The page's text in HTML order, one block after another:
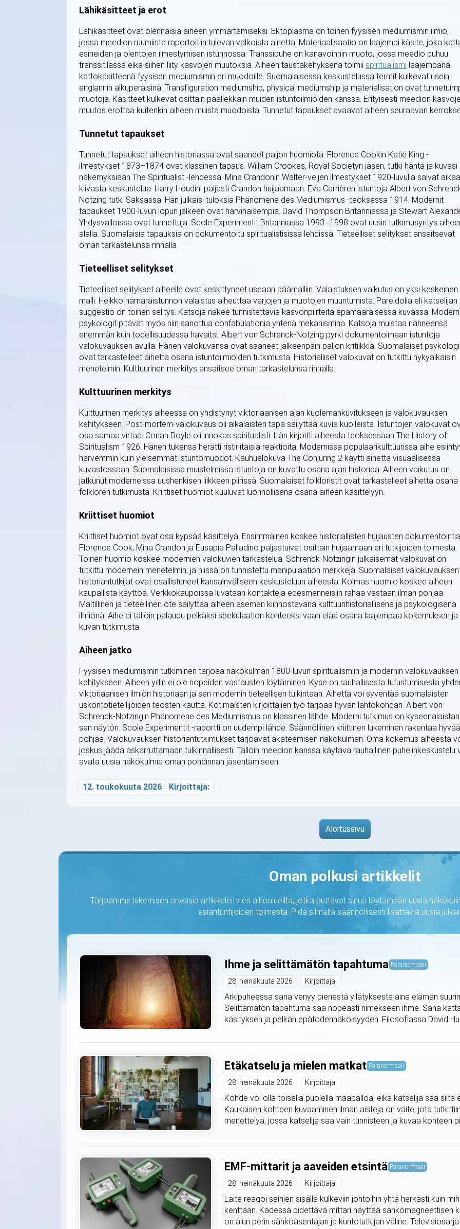
Lähikäsitteet ja erot
Lähikäsitteet ovat olennaisia aiheen ymmärtämiseksi. Ektoplasma on toinen fyysisen mediumismin ilmiö,
jossa meedion ruumiista raportoitiin tulevan valkoista ainetta. Materiaalisaatio on laajempi käsite, joka
esineiden ja olentojen ilmestymisen istunnossa. Transsipuhe on kanavoinnin muoto, jossa meedio puhuu
transsitilassa eikä siihen liity kasvojen muutoksia. Aiheen taustakehyksenä toimii spiritualismi laajempana
kattokäsitteenä fyysisen mediumismin eri muodoille. Suomalaisessa keskustelussa termit kulkevat usein
englannin alkuperäisinä. Transfiguration mediumship, physical mediumship ja materialisation ovat
muotoja. Käsitteet kulkevat osittain päällekkäin muiden istuntoilmiöiden kanssa. Erityisesti meedion
muutos erottaa kuitenkin aiheen muista muodoista. Tunnetut tapaukset avaavat aiheen seuraavan
Tunnetut tapaukset
Tunnetut tapaukset aiheen historiassa ovat saaneet paljon huomiota. Florence Cookin Katie King -
ilmestykset 1873–1874 ovat klassinen tapaus. William Crookes, Royal Societyn jäsen, tutki häntä ja kuvasi
näkemyksiään The Spiritualist -lehdessä. Mina Crandonin Walter-veljen ilmestykset 1920-luvulla saivat
kiivasta keskustelua. Harry Houdini paljasti Crandon huijaamaan. Eva Carrièren istuntoja Albert von
Notzing tutki Saksassa. Hän julkaisi tuloksia Phänomene des Mediumismus -teoksessa 1914. Modernit
tapaukset 1900-luvun lopun jälkeen ovat harvinaisempia. David Thompson Britanniassa ja Stewart
Yhdysvalloissa ovat tunnettuja. Scole Experimentit Britanniassa 1993–1998 ovat uusin tutkimusyritys
alalla. Suomalaisia tapauksia on dokumentoitu spiritualistisissa lehdissä. Tieteelliset selitykset ansaitsevat
oman tarkastelunsa rinnalla.
Tieteelliset selitykset
Tieteelliset selitykset aiheelle ovat keskittyneet useaan päämalliin. Valaistuksen vaikutus on yksi keskeinen
malli. Heikko hämäräistunnon valaistus aiheuttaa varjojen ja muotojen muuntumista. Pareidolia eli katselijan
suggestio on toinen selitys. Katsoja näkee tunnistettavia kasvonpiirteitä epämääräisessä kuvassa.
psykologit pitävät myös niin sanottua confabulationia yhtenä mekanismina. Katsoja muistaa nähneensä
enemmän kuin todellisuudessa havaitsi. Albert von Schrenck-Notzing pyrki dokumentoimaan istuntoja
valokuvauksen avulla. Hänen valokuvansa ovat saaneet jälkeenpäin paljon kritiikkiä. Suomalaiset
ovat tarkastelleet aihetta osana istuntoilmiöiden tutkimusta. Historialliset valokuvat on tutkittu nykyaikaisin
menetelmin. Kulttuurinen merkitys ansaitsee oman tarkastelunsa rinnalla.
Kulttuurinen merkitys
Kulttuurinen merkitys aiheessa on yhdistynyt viktoriaanisen ajan kuolemankuvitukseen ja valokuvauksen
kehitykseen. Post-mortem-valokuvaus oli aikalaisten tapa säilyttää kuvia kuolleista. Istuntojen valokuvat
osa samaa virtaa. Conan Doyle oli innokas spiritualisti. Hän kirjoitti aiheesta teoksessaan The History of
Spiritualism 1926. Hänen tukensa herätti ristiriitaisia reaktioita. Modernissa populaarikulttuurissa aihe
harvemmin kuin yleisemmät istuntomuodot. Kauhuelokuva The Conjuring 2 käytti aihetta visuaalisessa
kuvastossaan. Suomalaisissa muistelmissa istuntoja on kuvattu osana ajan historiaa. Aiheen vaikutus on
jatkunut moderneissa uushenkisen liikkeen piirissä. Suomalaiset folkloristit ovat tarkastelleet aihetta osana
folkloren tutkimusta. Kriittiset huomiot kuuluvat luonnollisena osana aiheen käsittelyyn.
Kriittiset huomiot
Kriittiset huomiot ovat osa kypsää käsittelyä. Ensimmäinen koskee historiallisten huijausten dokumentointia.
Florence Cook, Mina Crandon ja Eusapia Palladino paljastuivat osittain huijaamaan eri tutkijoiden toimesta.
Toinen huomio koskee modernien valokuvien tarkastelua. Schrenck-Notzingin julkaisemat valokuvat on
tutkittu modernein menetelmin, ja niissä on tunnistettu manipulaation merkkejä. Suomalaiset valokuvauksen
historiantutkijat ovat osallistuneet kansainväliseen keskusteluun aiheesta. Kolmas huomio koskee aiheen
kaupallista käyttöä. Verkkokaupoissa luvataan kontakteja edesmenneisiin rahaa vastaan ilman pohjaa.
Maltillinen ja tieteellinen ote säilyttää aiheen aseman kiinnostavana kulttuurihistoriallisena ja psykologisena
ilmiönä. Aihe ei tällöin palaudu pelkäksi spekulaation kohteeksi vaan elää osana laajempaa kokemuksen ja
kuvan tutkimusta.
Aiheen jatko
Fyysisen mediumismin tutkiminen tarjoaa näkökulman 1800-luvun spiritualismiin ja modernin valokuvauksen
kehitykseen. Aiheen ydin ei ole nopeiden vastausten löytäminen. Kyse on rauhallisesta tutustumisesta
viktoriaanisen ilmiön historiaan ja sen modernin tieteellisen tulkintaan. Aihetta voi syventää suomalaisten
uskontotieteilijöiden teosten kautta. Kotimaisten kirjoittajien työ tarjoaa hyvän lähtökohdan. Albert von
Schrenck-Notzingin Phänomene des Mediumismus on klassinen lähde. Moderni tutkimus on
sen näytön. Scole Experimentit -raportti on uudempi lähde. Säännöllinen kriittinen lukeminen rakentaa hyvää
pohjaa. Valokuvauksen historiantutkimukset tarjoavat akateemisen näkökulman. Oma kokemus aiheesta
joskus jäädä askarruttamaan tulkinnallisesti. Tällöin meedion kanssa käytävä rauhallinen puhelinkeskustelu
avata uusia näkökulmia oman pohdinnan jäsentämiseen.
12. toukokuuta 2026 Kirjoittaja:
Aloitussivu
Oman polkusi artikkelit
Tarjoamme lukemisen arvoisia artikkeleita eri aihealueilta, jotka auttavat sinua löytämään uusia
asiantuntijoiden toimesta. Pidä silmällä säännöllisesti lisättäviä uusia
Ihme ja selittämätön tapahtuma Paranormaali
28. heinäkuuta 2026 Kirjoittaja:
Arkipuheessa sana venyy pienestä yllätyksestä aina elämän
Selittämätön tapahtuma saa nopeasti nimekseen ihme. Sana
käsityksen ja pelkän epätodennäköisyyden. Filosofiassa David
Etäkatselu ja mielen matkat Paranormaali
28. heinäkuuta 2026 Kirjoittaja:
Kohde voi olla toisella puolella maapalloa, eikä katselija saa siitä
Kaukaisen kohteen kuvaaminen ilman aisteja on väite, jota
menettelyä, jossa katselija saa vain tunnisteen ja kuvaa kohteen
EMF-mittarit ja aaveiden etsintä Paranormaali
28. heinäkuuta 2026 Kirjoittaja:
Laite reagoi seinien sisällä kulkeviin johtoihin yhtä herkästi kuin
kenttään. Kädessä pidettävä mittari näyttää sähkömagneettisen
on alun perin sähköasentajan ja kuntotutkijan väline.